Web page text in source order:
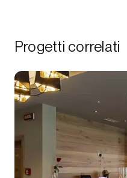
Progetti correlati